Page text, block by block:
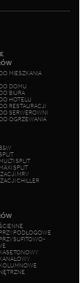
MIESZKANIA
DOMU
BIURA
HOTELU
RESTAURACJI
SERWEROWNI
OGRZEWANIA
SPLIT
SPLIT
MRV
CHILLER